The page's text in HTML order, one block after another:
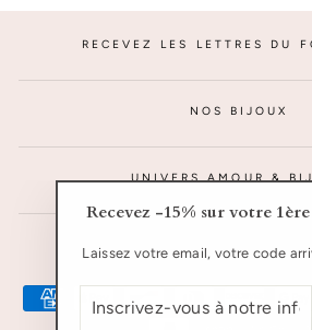
Recevez -15% sur votre
Laissez votre email, votre code
VOUS
RECEVEZ LES LETTRES DU
NOS BIJOUX
UNIVERS AMOUR &